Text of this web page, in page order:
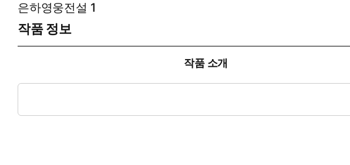
은하영웅전설 1
작품 정보
작품 소개
우주력 8세기 말, 은하제국과 자유행성동맹으로 나뉘어 기나긴 항쟁을 되풀이한 인